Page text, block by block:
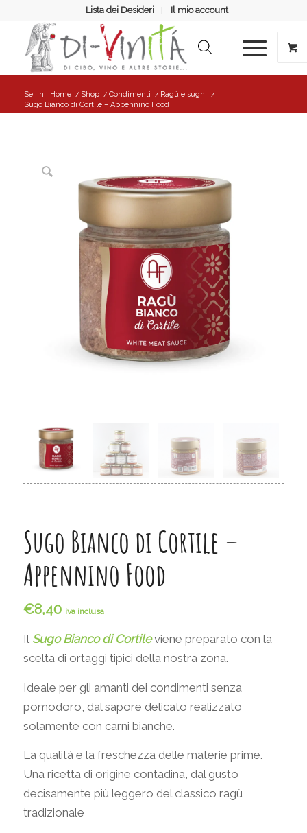
Lista dei Desideri Il mio account
Sei in: Home / Shop / Condimenti / Ragù e sughi /
Sugo Bianco di Cortile – Appennino Food
Sugo Bianco di Cortile –
Appennino Food
€8,40 iva inclusa
IlSugo Bianco di Cortileviene preparato con la
scelta di ortaggi tipici della nostra zona.
Ideale per gli amanti dei condimenti senza
pomodoro, dal sapore delicato realizzato
solamente con carni bianche.
La qualità e la freschezza delle materie prime.
Una ricetta di origine contadina, dal gusto
decisamente più leggero del classico ragù
tradizionale